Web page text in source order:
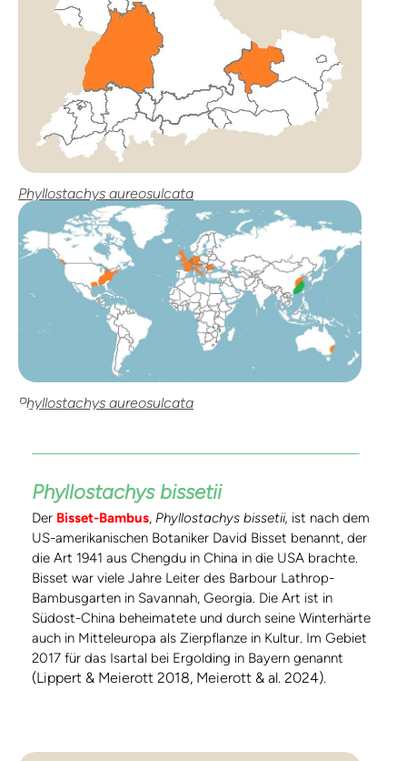
Phyllostachys aureosulcata
Phyllostachys aureosulcata
Phyllostachys bissetii
Der Bisset-Bambus, Phyllostachys bissetii, ist nach dem
US-amerikanischen Botaniker David Bisset benannt, der
die Art 1941 aus Chengdu in China in die USA brachte.
Bisset war viele Jahre Leiter des Barbour Lathrop-
Bambusgarten in Savannah, Georgia. Die Art ist in
Südost-China beheimatete und durch seine Winterhärte
auch in Mitteleuropa als Zierpflanze in Kultur. Im Gebiet
2017 für das Isartal bei Ergolding in Bayern genannt
(Lippert & Meierott 2018, Meierott & al. 2024).